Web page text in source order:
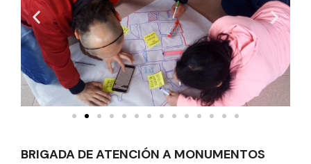
BRIGADA DE ATENCIÓN A MONUMENTOS